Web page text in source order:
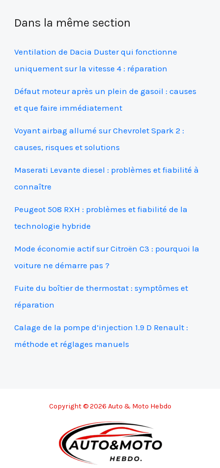
Dans la même section
Ventilation de Dacia Duster qui fonctionne
uniquement sur la vitesse 4 : réparation
Défaut moteur après un plein de gasoil : causes
et que faire immédiatement
Voyant airbag allumé sur Chevrolet Spark 2 :
causes, risques et solutions
Maserati Levante diesel : problèmes et fiabilité à
connaître
Peugeot 508 RXH : problèmes et fiabilité de la
technologie hybride
Mode économie actif sur Citroën C3 : pourquoi la
voiture ne démarre pas ?
Fuite du boîtier de thermostat : symptômes et
réparation
Calage de la pompe d’injection 1.9 D Renault :
méthode et réglages manuels
Copyright © 2026 Auto & Moto Hebdo